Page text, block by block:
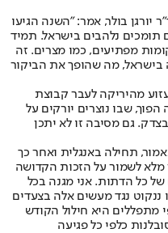
יורגן בולר, אמר: "השנה הגיעו
מדינות, שכולם תומכים נלהבים בישראל. תמיד
מפתיעים, כמו מצרים. זה
בישראל, מה שהופך את הביקור
מהיריקה לעבר קבוצת
שבו נוצרים יורקים על
גם מסיבה זו לא יתכן
תחילה באנגלית ואחר כך
מלא לשמור על הזכות הקדושה
של כל הדתות. אני מגנה בכל
ננקוט נגד מעשים אלה בצעדים
מתפללים היא חילול הקודש
כלפי כל פגיעה